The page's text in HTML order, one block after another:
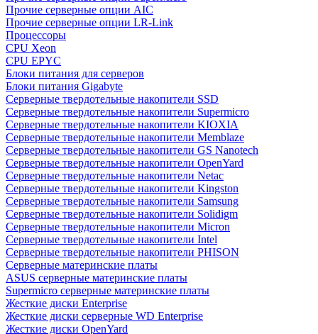
Прочие серверные опции AIC
Прочие серверные опции LR-Link
Процессоры
CPU Xeon
CPU EPYC
Блоки питания для серверов
Блоки питания Gigabyte
Серверные твердотельные накопители SSD
Cерверные твердотельные накопители Supermicro
Cерверные твердотельные накопители KIOXIA
Cерверные твердотельные накопители Memblaze
Cерверные твердотельные накопители GS Nanotech
Серверные твердотельные накопители OpenYard
Серверные твердотельные накопители Netac
Cерверные твердотельные накопители Kingston
Cерверные твердотельные накопители Samsung
Cерверные твердотельные накопители Solidigm
Cерверные твердотельные накопители Micron
Cерверные твердотельные накопители Intel
Cерверные твердотельные накопители PHISON
Серверные материнские платы
ASUS серверные материнские платы
Supermicro серверные материнские платы
Жесткие диски Enterprise
Жесткие диски серверные WD Enterprise
Жесткие диски OpenYard